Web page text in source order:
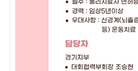
자세히보기